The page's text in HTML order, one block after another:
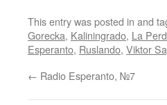
LINK
EMBED
This entry was posted in and
Gorecka, Kaliningrado, La
Esperanto, Ruslando, Viktor
← Radio Esperanto, №7